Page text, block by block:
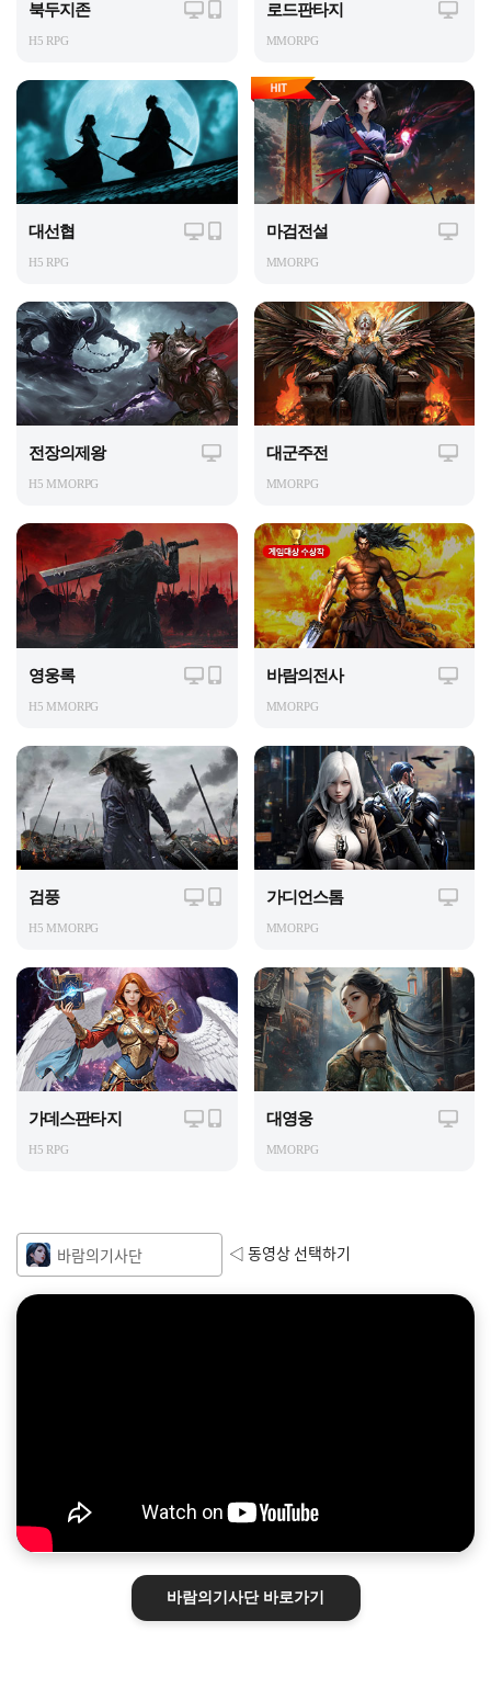
북두지존
H5 RPG
로드판타지
MMORPG
대선협
H5 RPG
마검전설
MMORPG
전장의제왕
H5 MMORPG
대군주전
MMORPG
영웅록
H5 MMORPG
바람의전사
MMORPG
검풍
H5 MMORPG
가디언스톰
MMORPG
가데스판타지
H5 RPG
대영웅
MMORPG
바람의기사단 ◁ 동영상 선택하기
바람의기사단바로가기